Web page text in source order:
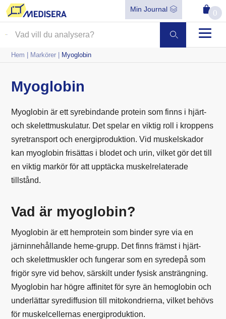
Min Journal 0
Hem | Markörer | Myoglobin
Myoglobin
Myoglobin är ett syrebindande protein som finns i hjärt-
och skelettmuskulatur. Det spelar en viktig roll i kroppens
syretransport och energiproduktion. Vid muskelskador
kan myoglobin frisättas i blodet och urin, vilket gör det till
en viktig markör för att upptäcka muskelrelaterade
tillstånd.
Vad är myoglobin?
Myoglobin är ett hemprotein som binder syre via en
järninnehållande heme-grupp. Det finns främst i hjärt-
och skelettmuskler och fungerar som en syredepå som
frigör syre vid behov, särskilt under fysisk ansträngning.
Myoglobin har högre affinitet för syre än hemoglobin och
underlättar syrediffusion till mitokondrierna, vilket behövs
för muskelcellernas energiproduktion.